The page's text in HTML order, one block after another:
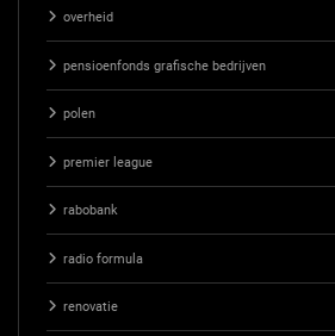
overheid
pensioenfonds grafische bedrijven
polen
premier league
rabobank
radio formula
renovatie